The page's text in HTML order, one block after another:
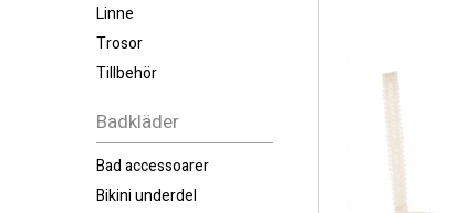
Linne
Trosor
Tillbehör
Badkläder
Bad accessoarer
Bikini underdel